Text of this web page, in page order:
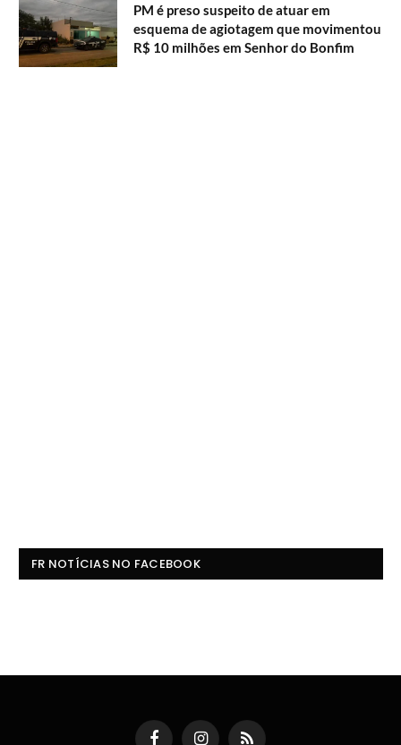
PM é preso suspeito de atuar em
esquema de agiotagem que movimentou
R$ 10 milhões em Senhor do Bonfim
FR NOTÍCIAS NO FACEBOOK